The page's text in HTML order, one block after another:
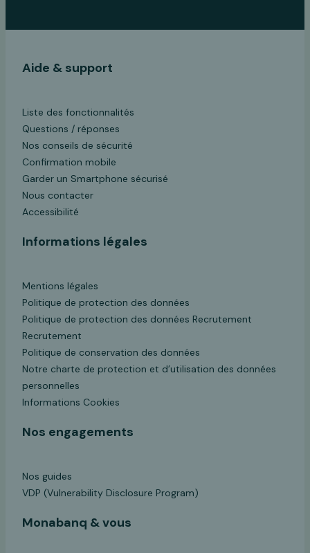
Aide & support
Liste des fonctionnalités
Questions / réponses
Nos conseils de sécurité
Confirmation mobile
Garder un Smartphone sécurisé
Nous contacter
Accessibilité
Informations légales
Mentions légales
Politique de protection des données
Politique de protection des données Recrutement
Recrutement
Politique de conservation des données
Notre charte de protection et d’utilisation des données
personnelles
Informations Cookies
Nos engagements
Nos guides
VDP (Vulnerability Disclosure Program)
Monabanq & vous